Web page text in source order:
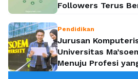
Followers Terus
Pendidikan
Jurusan
Universitas
Menuju Profesi